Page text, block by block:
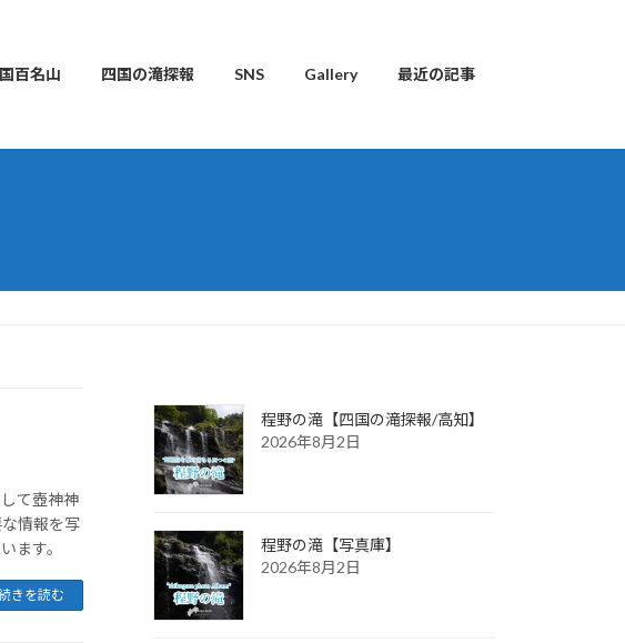
百名山 四国の滝探報 SNS Gallery 最近の記事
て壺神神
情報を写
ます。
きを読む
程野の滝【四国の滝探報/高知】
2026年8月2日
程野の滝【写真庫】
2026年8月2日